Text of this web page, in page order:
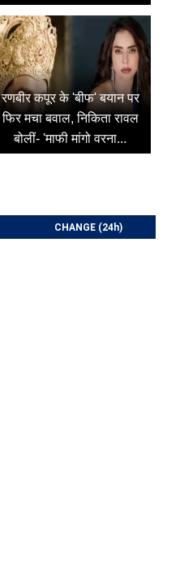
रणबीर कपूर के 'बीफ' बयान पर
फिर मचा बवाल, निकिता रावल
बोलीं- 'माफी मांगो वरना...